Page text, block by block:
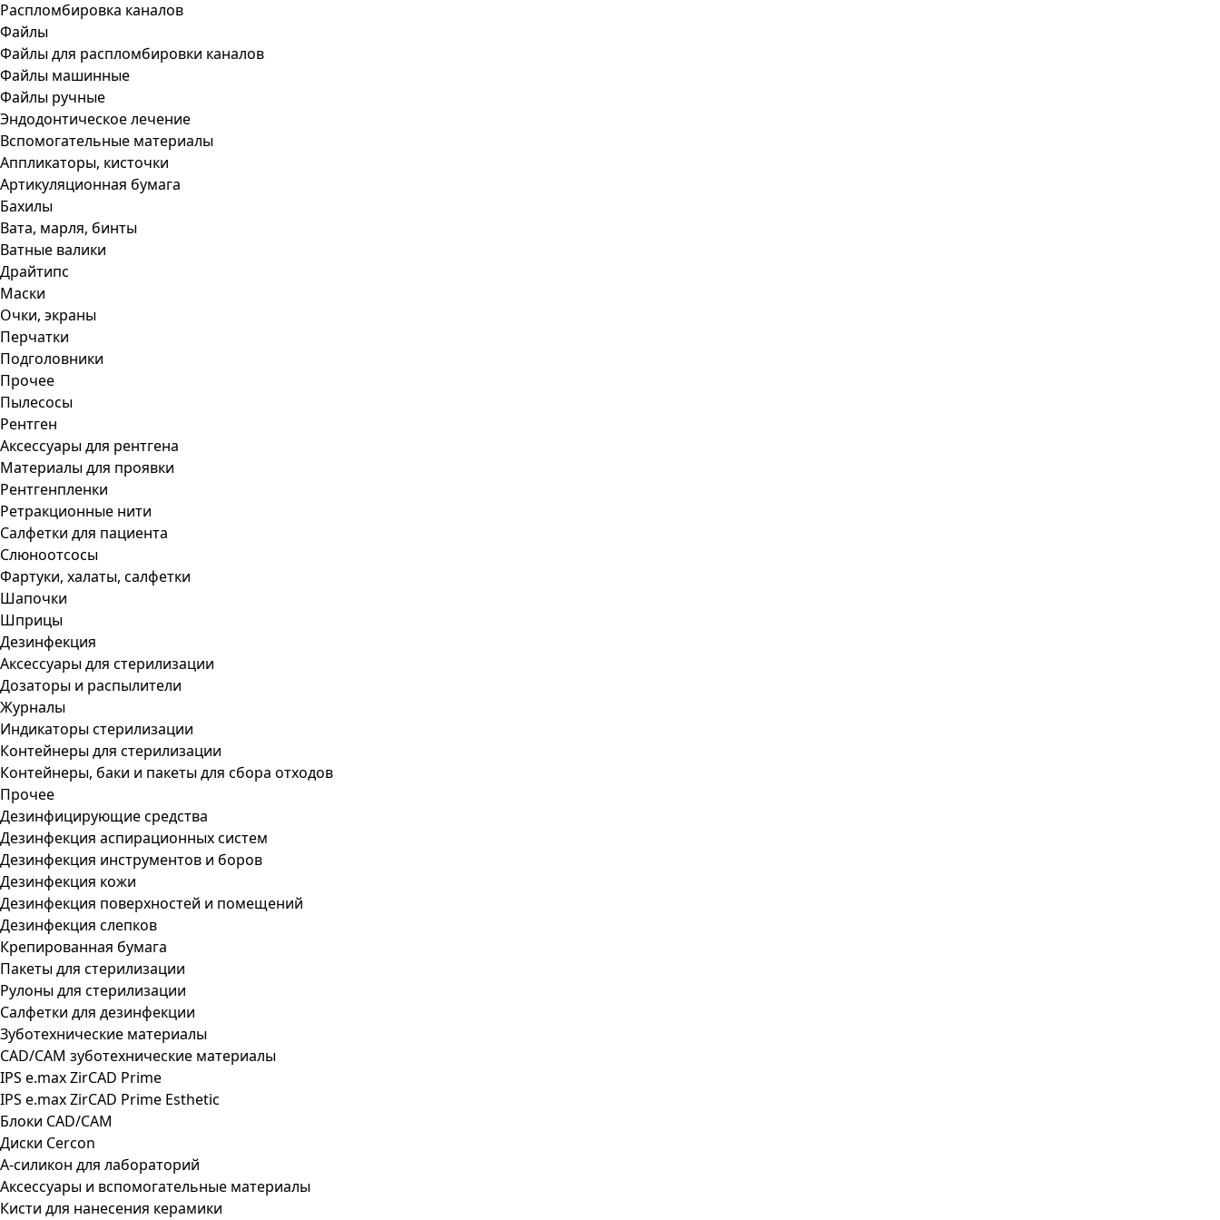
Распломбировка каналов
Файлы
Файлы для распломбировки каналов
Файлы машинные
Файлы ручные
Эндодонтическое лечение
Вспомогательные материалы
Аппликаторы, кисточки
Артикуляционная бумага
Бахилы
Вата, марля, бинты
Ватные валики
Драйтипс
Маски
Очки, экраны
Перчатки
Подголовники
Прочее
Пылесосы
Рентген
Аксессуары для рентгена
Материалы для проявки
Рентгенпленки
Ретракционные нити
Салфетки для пациента
Слюноотсосы
Фартуки, халаты, салфетки
Шапочки
Шприцы
Дезинфекция
Аксессуары для стерилизации
Дозаторы и распылители
Журналы
Индикаторы стерилизации
Контейнеры для стерилизации
Контейнеры, баки и пакеты для сбора отходов
Прочее
Дезинфицирующие средства
Дезинфекция аспирационных систем
Дезинфекция инструментов и боров
Дезинфекция кожи
Дезинфекция поверхностей и помещений
Дезинфекция слепков
Крепированная бумага
Пакеты для стерилизации
Рулоны для стерилизации
Салфетки для дезинфекции
Зуботехнические материалы
CAD/CAM зуботехнические материалы
IPS e.max ZirCAD Prime
IPS e.max ZirCAD Prime Esthetic
Блоки CAD/CAM
Диски Cercon
А-силикон для лабораторий
Аксессуары и вспомогательные материалы
Кисти для нанесения керамики